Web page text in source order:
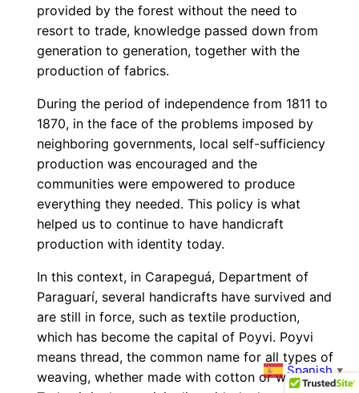
provided by the forest without the need to
resort to trade, knowledge passed down from
generation to generation, together with the
production of fabrics.
During the period of independence from 1811 to
1870, in the face of the problems imposed by
neighboring governments, local self-sufficiency
production was encouraged and the
communities were empowered to produce
everything they needed. This policy is what
helped us to continue to have handicraft
production with identity today.
In this context, in Carapeguá, Department of
Paraguarí, several handicrafts have survived and
are still in force, such as textile production,
which has become the capital of Poyvi. Poyvi
means thread, the common name for all types of
weaving, whether made with cotton or wool.Spanish ▼